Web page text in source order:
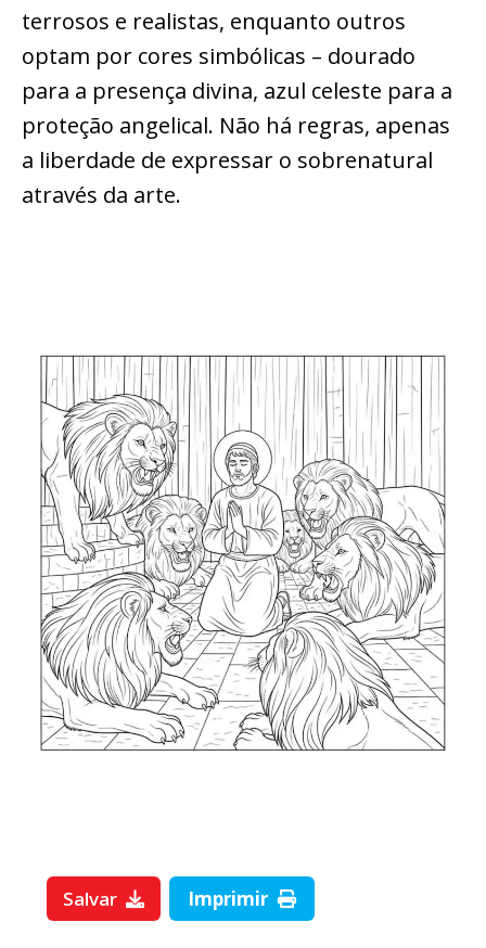
terrosos e realistas, enquanto outros
optam por cores simbólicas – dourado
para a presença divina, azul celeste para a
proteção angelical. Não há regras, apenas
a liberdade de expressar o sobrenatural
através da arte.
Salvar Imprimir